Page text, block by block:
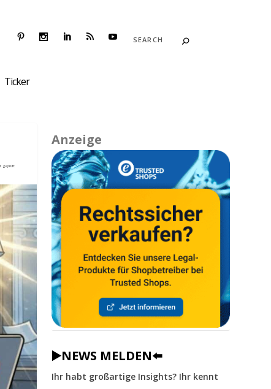
Ticker
Anzeige
▶️NEWS MELDEN⬅️
Ihr habt großartige Insights? Ihr kennt